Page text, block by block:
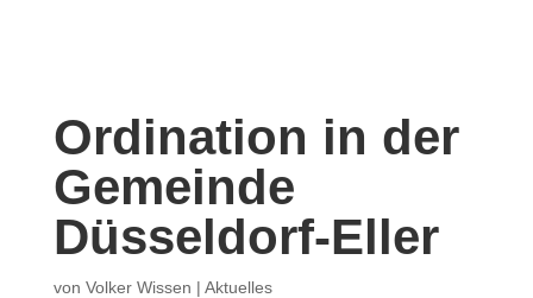
Ordination in der
Gemeinde
Düsseldorf-Eller
von Volker Wissen | Aktuelles